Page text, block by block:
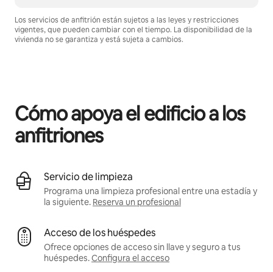
Los servicios de anfitrión están sujetos a las leyes y restricciones
vigentes, que pueden cambiar con el tiempo. La disponibilidad de la
vivienda no se garantiza y está sujeta a cambios.
Cómo apoya el edificio a los
anfitriones
Servicio de limpieza
Programa una limpieza profesional entre una estadía y
la siguiente. Reserva un profesional
Acceso de los huéspedes
Ofrece opciones de acceso sin llave y seguro a tus
huéspedes.Configura el acceso